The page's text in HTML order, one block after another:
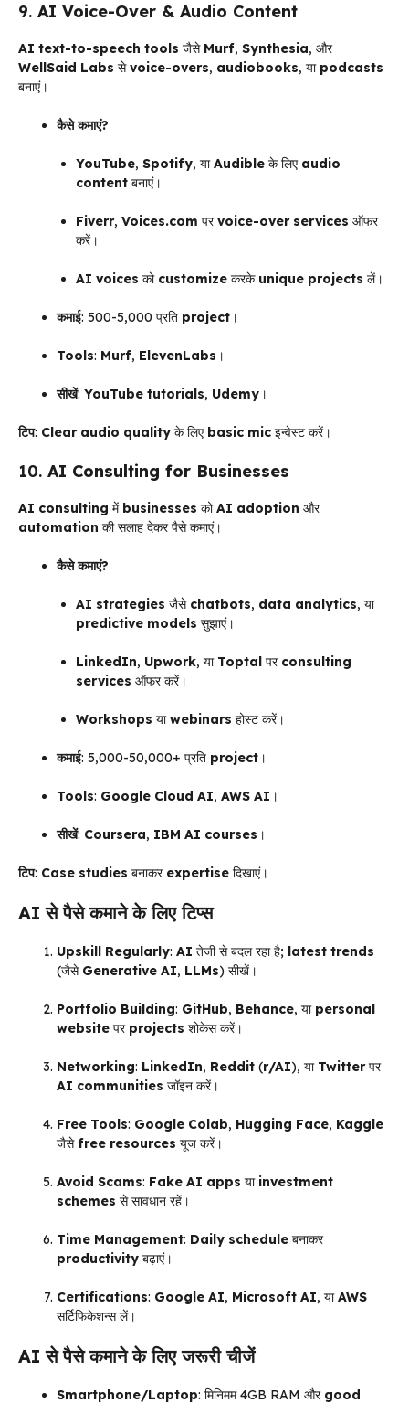
9. AI Voice-Over & Audio Content
AI text-to-speech tools जैसे Murf, Synthesia, और
WellSaid Labs सेvoice-overs, audiobooks, या podcasts
बनाएं।
कैसे कमाएं?
YouTube, Spotify, याAudible के लिए audio
content बनाएं।
Fiverr, Voices.com परvoice-over services ऑफर
करें।
AI voices को customize करके unique projects लें।
कमाई: ₹500-₹5,000 प्रति project ।
Tools: Murf, ElevenLabs ।
सीखें: YouTube tutorials, Udemy ।
टिप: Clear audio quality के लिए basic mic इन्वेस्ट करें।
10. AI Consulting for Businesses
AI consulting में businesses कोAI adoption और
automation की सलाह देकर पैसे कमाएं।
कैसे कमाएं?
AI strategies जैसे chatbots, data analytics, या
predictive models सुझाएं।
LinkedIn, Upwork, या Toptal पर consulting
services ऑफर करें।
Workshops याwebinars होस्ट करें।
कमाई: ₹5,000-₹50,000+ प्रति project ।
Tools: Google Cloud AI, AWS AI ।
सीखें: Coursera, IBM AI courses ।
टिप: Case studies बनाकर expertise दिखाएं।
AI से पैसे कमाने के लिए टिप्स
Upskill Regularly: AI तेजी से बदल रहा है; latest trends
(जैसे Generative AI, LLMs) सीखें।
Portfolio Building: GitHub, Behance, या personal
website पर projects शोकेस करें।
Networking: LinkedIn, Reddit (r/AI), या Twitterपर
AI communities जॉइन करें।
Free Tools: Google Colab, Hugging Face, Kaggle
जैसे free resources यूज करें।
Avoid Scams: Fake AI apps या investment
schemes से सावधान रहें।
Time Management: Daily schedule बनाकर
productivity बढ़ाएं।
Certifications: Google AI, Microsoft AI, याAWS
सर्टिफिकेशन्स लें।
AI से पैसे कमाने के लिए जरूरी चीजें
Smartphone/Laptop: मिनिमम 4GB RAM और good